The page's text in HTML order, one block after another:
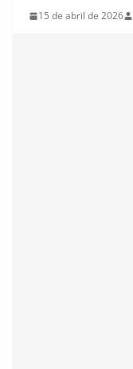
15 de abril de 2026